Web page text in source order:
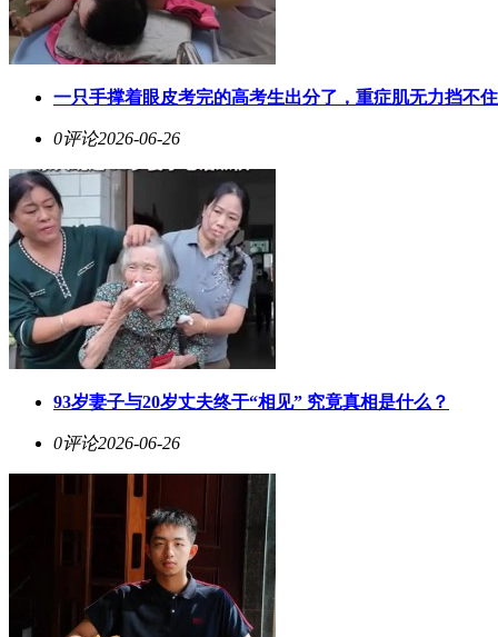
一只手撑着眼皮考完的高考生出分了，重症肌无力挡不
0评论2026-06-26
93岁妻子与20岁丈夫终于“相见” 究竟真相是什么？
0评论2026-06-26